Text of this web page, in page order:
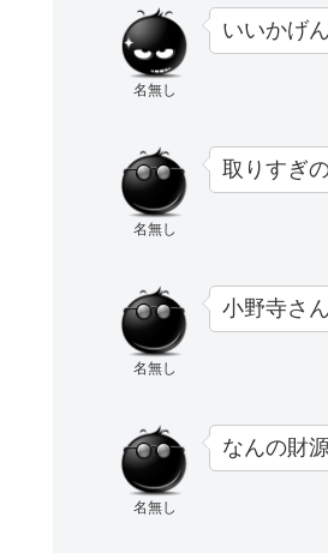
名無し
いいかげ
名無し
取りすぎ
名無し
小野寺さ
名無し
なんの財